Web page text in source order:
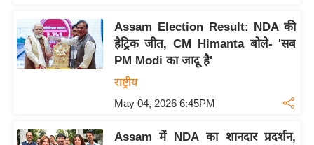
d
r
o
p
Assam Election Result: NDA की
हैट्रिक जीत, CM Himanta बोले- 'सब
PM Modi का जादू है'
राष्ट्रीय
May 04, 2026 6:45PM
Assam में NDA का शानदार प्रदर्शन,